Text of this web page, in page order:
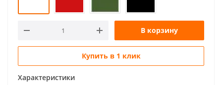
В корзину
Купить в 1 клик
Характеристики